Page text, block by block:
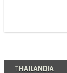
THAILANDIA